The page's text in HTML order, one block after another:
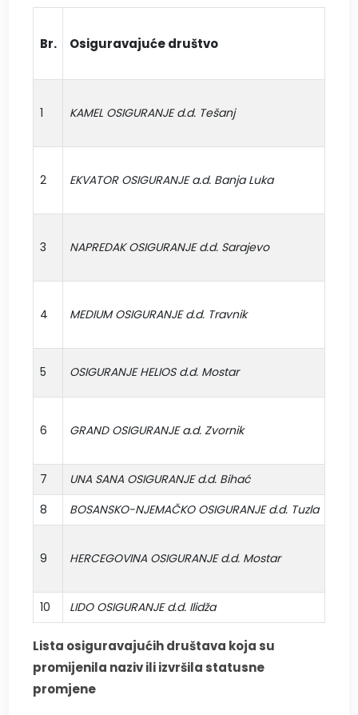
Br. Osiguravajuće društvo
1 KAMEL OSIGURANJE d.d. Tešanj
2 EKVATOR OSIGURANJE a.d. Banja Luka
3 NAPREDAK OSIGURANJE d.d. Sarajevo
4 MEDIUM OSIGURANJE d.d. Travnik
5 OSIGURANJE HELIOS d.d. Mostar
6 GRAND OSIGURANJE a.d. Zvornik
7 UNA SANA OSIGURANJE d.d. Bihać
8
BOSANSKO-NJEMAČKO OSIGURANJE d.d. Tuzla
9 HERCEGOVINA OSIGURANJE d.d. Mostar
10 LIDO OSIGURANJE d.d. Ilidža
Lista osiguravajućih društava koja su
promijenila naziv ili izvršila statusne
promjene